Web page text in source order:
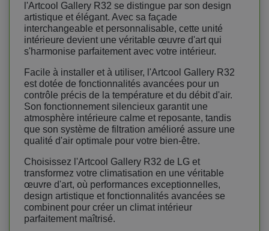
l'Artcool Gallery R32 se distingue par son design
artistique et élégant. Avec sa façade
interchangeable et personnalisable, cette unité
intérieure devient une véritable œuvre d'art qui
s'harmonise parfaitement avec votre intérieur.
Facile à installer et à utiliser, l'Artcool Gallery R32
est dotée de fonctionnalités avancées pour un
contrôle précis de la température et du débit d'air.
Son fonctionnement silencieux garantit une
atmosphère intérieure calme et reposante, tandis
que son système de filtration amélioré assure une
qualité d'air optimale pour votre bien-être.
Choisissez l'Artcool Gallery R32 de LG et
transformez votre climatisation en une véritable
œuvre d'art, où performances exceptionnelles,
design artistique et fonctionnalités avancées se
combinent pour créer un climat intérieur
parfaitement maîtrisé.